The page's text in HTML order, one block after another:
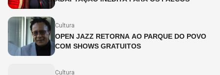
Cultura
OPEN JAZZ RETORNA AO PARQUE DO POVO
COM SHOWS GRATUITOS
Cultura